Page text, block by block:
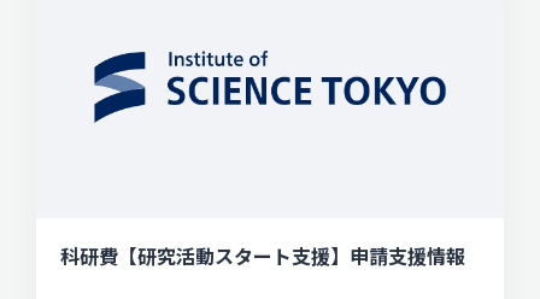
科研費【研究活動スタート支援】申請支援情報